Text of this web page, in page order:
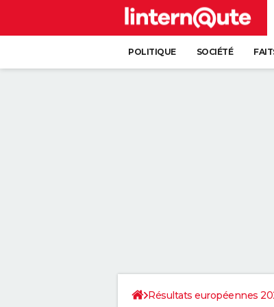
POLITIQUE SOCIÉTÉ
Résultats européennes